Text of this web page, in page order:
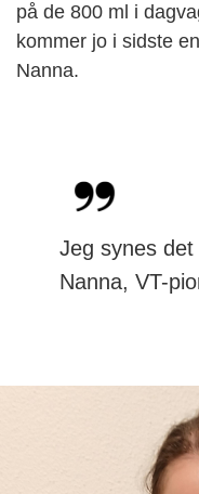
på de 800 ml i
kommer jo i sidste
Nanna.
Jeg synes
Nanna, VT-